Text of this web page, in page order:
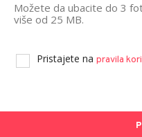
Možete da ubacite do 3
više od 25 MB.
Pristajete na pravila